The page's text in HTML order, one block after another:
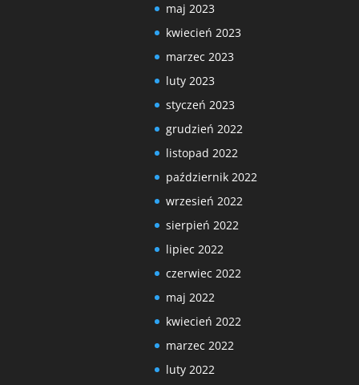
maj 2023
kwiecień 2023
marzec 2023
luty 2023
styczeń 2023
grudzień 2022
listopad 2022
październik 2022
wrzesień 2022
sierpień 2022
lipiec 2022
czerwiec 2022
maj 2022
kwiecień 2022
marzec 2022
luty 2022